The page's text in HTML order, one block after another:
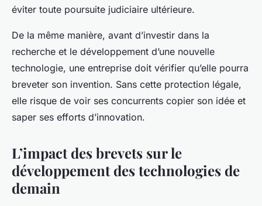
éviter toute poursuite judiciaire ultérieure.
De la même manière, avant d’investir dans la
recherche et le développement d’une nouvelle
technologie, une entreprise doit vérifier qu’elle pourra
breveter son invention. Sans cette protection légale,
elle risque de voir ses concurrents copier son idée et
saper ses efforts d’innovation.
L’impact des brevets sur le
développement des technologies de
demain